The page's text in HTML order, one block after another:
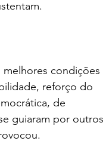
condições
reforço do
de
guiaram por outros